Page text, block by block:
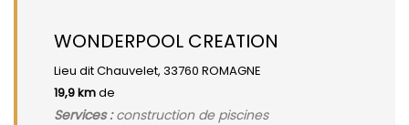
WONDERPOOL CREATION
Lieu dit Chauvelet, 33760 ROMAGNE
19,9 kmde
Services :construction de piscines